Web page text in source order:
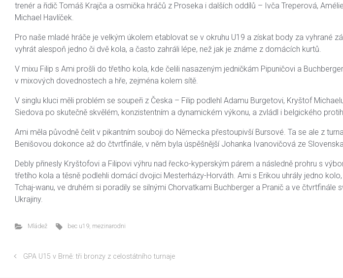
trenér a řidič Tomáš Krajča a osmička hráčů z Proseka i dalších oddílů – Ivča Treperová,
Michael Havlíček.
Pro naše mladé hráče je velkým úkolem etablovat se v okruhu U19 a získat body za vyhrané
vyhrát alespoň jedno či dvě kola, a často zahráli lépe, než jak je známe z domácích kurtů.
V mixu Filip s Ami prošli do třetího kola, kde čelili nasazeným jedničkám Pipuničovi a
v mixových dovednostech a hře, zejména kolem sítě.
V singlu kluci měli problém se soupeři z Česka – Filip podlehl Adamu Burgetovi, Kryštof
Siedova po skutečně skvělém, konzistentním a dynamickém výkonu, a zvládl i belgického
Ami měla původně čelit v pikantním souboji do Německa přestoupivší Bursové. Ta se ale z
Benišovou dokonce až do čtvrtfinále, v něm byla úspěšnější Johanka Ivanovičová ze
Debly přinesly Kryštofovi a Filipovi výhru nad řecko-kyperským párem a následně prohru s
třetího kola a těsně podlehli domácí dvojici Mesterházy-Horváth. Ami s Erikou uhrály jedno
Tchaj-wanu, ve druhém si poradily se silnými Chorvatkami Buchberger a Pranič a ve
Ukrajiny.
Mládež bec u19 mezinarodni
GPA U15 v Brně: tři bronzy z celostátního turnaje